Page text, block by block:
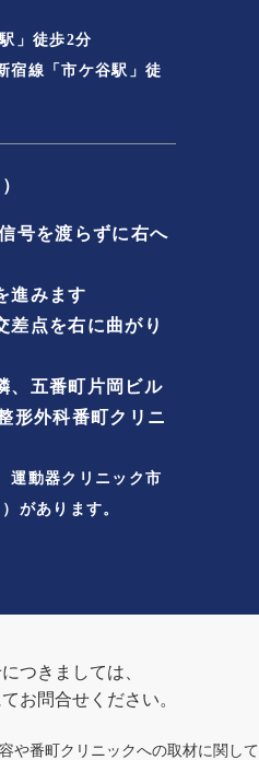
」徒歩2分
宿線「市ケ谷駅」徒
号を渡らずに右へ
進みます
差点を右に曲がり
、五番町片岡ビル
形外科番町クリニ
運動器クリニック市
があります。
つきましては、
お問合せください。
や番町クリニックへの取材に関して